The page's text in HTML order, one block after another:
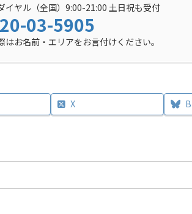
イヤル（全国）9:00-21:00 土日祝も受付
03-5905
お名前・エリアをお言付けください。
X